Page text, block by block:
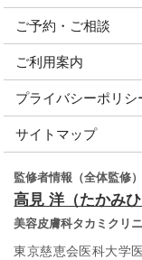
ご予約・ご相談
ご利用案内
プライバシーポリシ
サイトマップ
監修者情報（全体監修）
高見 洋（たかみひ
美容皮膚科タカミクリ
東京慈恵会医科大学